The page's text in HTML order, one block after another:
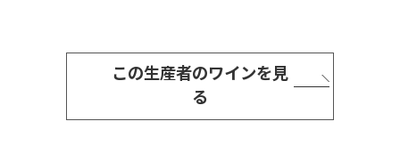
この生産者のワインを見
る